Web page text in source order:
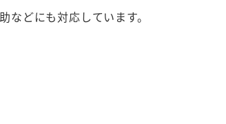
どにも対応しています。